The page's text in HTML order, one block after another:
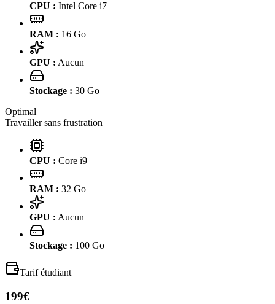
CPU : Intel Core i7
RAM : 16 Go
GPU : Aucun
Stockage : 30 Go
Optimal
Travailler sans frustration
CPU : Core i9
RAM : 32 Go
GPU : Aucun
Stockage : 100 Go
Tarif étudiant
199€